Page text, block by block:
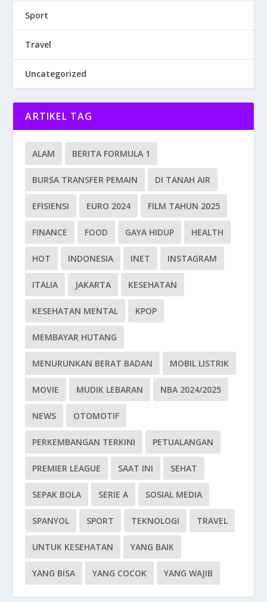
Sport
Travel
Uncategorized
ARTIKEL TAG
ALAM BERITA FORMULA 1
BURSA TRANSFER PEMAIN DI TANAH AIR
EFISIENSI EURO 2024 FILM TAHUN 2025
FINANCE FOOD GAYA HIDUP HEALTH
HOT INDONESIA INET INSTAGRAM
ITALIA JAKARTA KESEHATAN
KESEHATAN MENTAL KPOP
MEMBAYAR HUTANG
MENURUNKAN BERAT BADAN MOBIL LISTRIK
MOVIE MUDIK LEBARAN NBA 2024/2025
NEWS OTOMOTIF
PERKEMBANGAN TERKINI PETUALANGAN
PREMIER LEAGUE SAAT INI SEHAT
SEPAK BOLA SERIE A SOSIAL MEDIA
SPANYOL SPORT TEKNOLOGI TRAVEL
UNTUK KESEHATAN YANG BAIK
YANG BISA YANG COCOK YANG WAJIB